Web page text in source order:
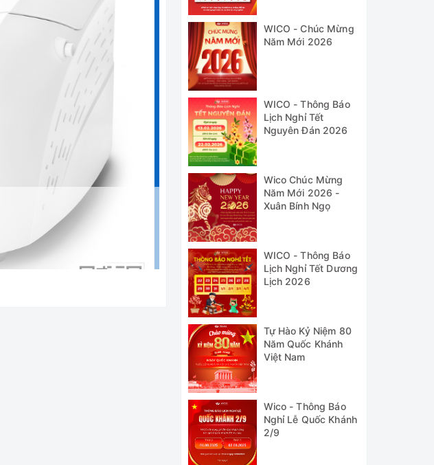
WICO - Chúc Mừng
Năm Mới 2026
WICO - Thông Báo
Lịch Nghỉ Tết
Nguyên Đán 2026
Wico Chúc Mừng
Năm Mới 2026 -
Xuân Bính Ngọ
WICO - Thông Báo
Lịch Nghỉ Tết Dương
Lịch 2026
Tự Hào Kỷ Niệm 80
Năm Quốc Khánh
Việt Nam
Wico - Thông Báo
Nghỉ Lễ Quốc Khánh
2/9